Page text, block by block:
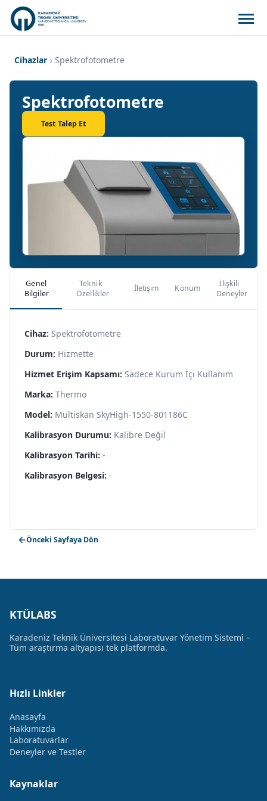
Cihazlar Spektrofotometre
Spektrofotometre
Test Talep Et
Genel
Bilgiler
Teknik
Özellikler
İletişim Konum
İlişkili
Deneyler
Cihaz: Spektrofotometre
Durum: Hizmette
Hizmet Erişim Kapsamı: Sadece Kurum İçi Kullanım
Marka: Thermo
Model: Multiskan SkyHigh-1550-801186C
Kalibrasyon Durumu: Kalibre Değil
Kalibrasyon Tarihi: -
Kalibrasyon Belgesi: -
Önceki Sayfaya Dön
KTÜLABS
Karadeniz Teknik Üniversitesi Laboratuvar Yönetim Sistemi –
Tüm araştırma altyapısı tek platformda.
Hızlı Linkler
Anasayfa
Hakkımızda
Laboratuvarlar
Deneyler ve Testler
Kaynaklar